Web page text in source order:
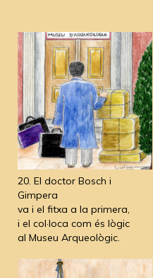
20. El doctor Bosch i
Gimpera
va i el fitxa a la primera,
i el col·loca com és lògic
al Museu Arqueològic.